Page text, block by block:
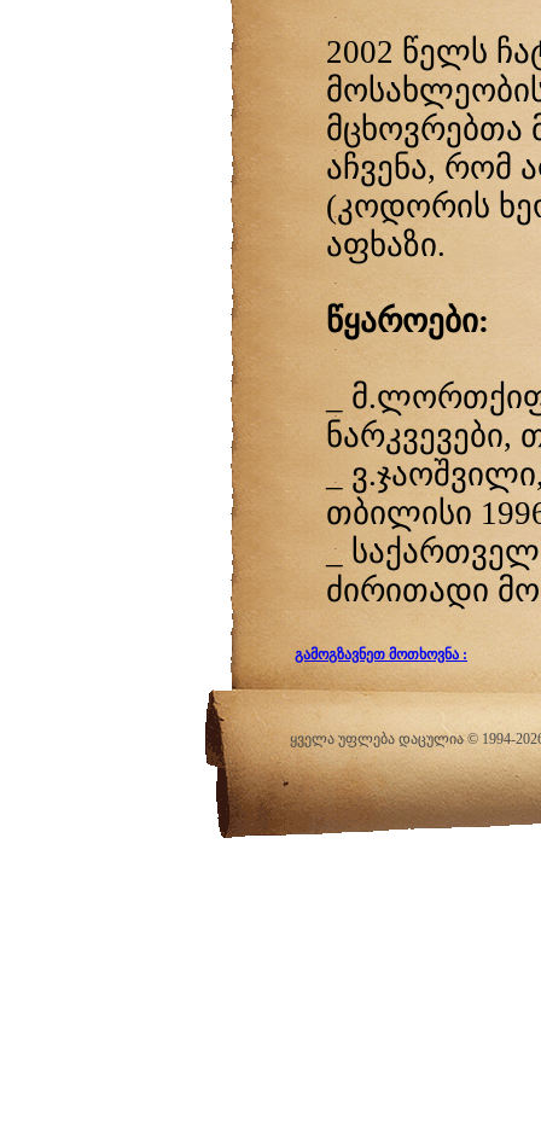
2002 წელს
მცხოვრებთა
აჩვენა, რომ
(კოდორის
აფხაზი.
წყაროები:
_
ნარკვევები,
_
თბილისი
_
ძირითადი
გამოგზავნეთ მოთხოვნა :
ყველა უფლება დაცულია © 1994-